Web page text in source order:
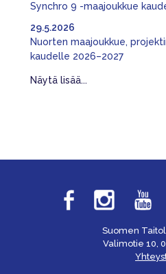
Synchro 9 -maajoukkue
Nuorten maajoukkue,
kaudelle 2026–2027
29.5.2026
Näytä lisää...
Suomen
Valimotie 10,